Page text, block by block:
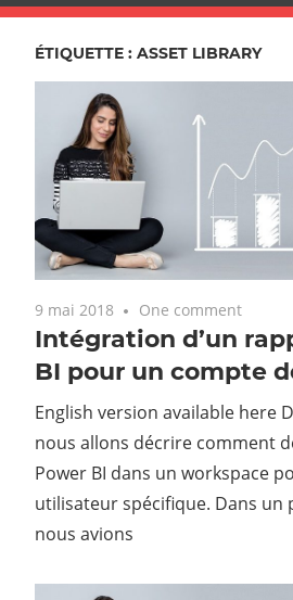
ÉTIQUETTE : ASSET LIBRARY
9 mai 2018 One comment
Intégration d’un
BI pour un compte
English version available here
nous allons décrire comment
Power BI dans un workspace
utilisateur spécifique. Dans un
nous avions